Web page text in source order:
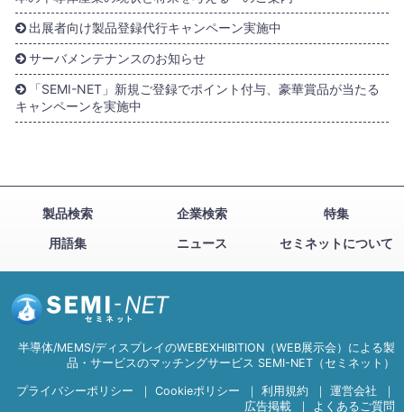
出展者向け製品登録代行キャンペーン実施中
サーバメンテナンスのお知らせ
「SEMI-NET」新規ご登録でポイント付与、豪華賞品が当たる
キャンペーンを実施中
製品検索 企業検索
特集
用語集
ニュース セミネットについて
半導体/MEMS/ディスプレイのWEBEXHIBITION（WEB展示会）による製
品・サービスのマッチングサービス SEMI-NET（セミネット）
プライバシーポリシー ｜ Cookieポリシー ｜ 利用規約 ｜ 運営会社
｜
広告掲載
｜ よくあるご質問